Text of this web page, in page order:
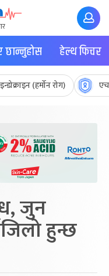
छान्नुहोस हेल्थ फिचर
इन्डोक्राइन (हर्मोन रोग)
जुन
हुन्छ